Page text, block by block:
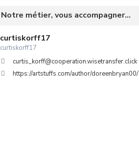
Notre métier, vous accompagner...
curtiskorff17
curtiskorff17
curtis_korff@cooperation.wisetransfer.click
https://artstuffs.com/author/doreenbryan00/